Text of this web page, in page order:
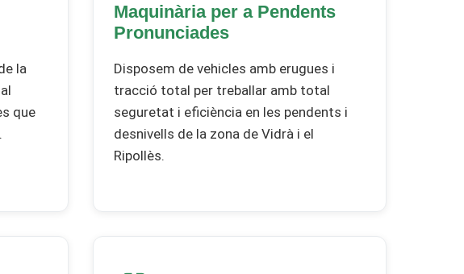
la
que
Maquinària per a Pendents
Pronunciades
Disposem de vehicles amb erugues i
tracció total per treballar amb total
seguretat i eficiència en les pendents i
desnivells de la zona de Vidrà i el
Ripollès.